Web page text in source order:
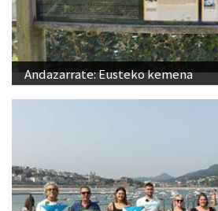
Andazarrate: Eusteko kemena